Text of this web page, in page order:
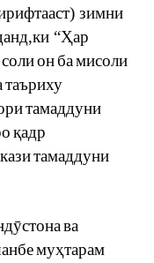
) зимни
,ки “Ҳар
солионбамисоли
таъриху
тамаддуни
қадр
тамаддуни
ӯстонава
муҳтарам